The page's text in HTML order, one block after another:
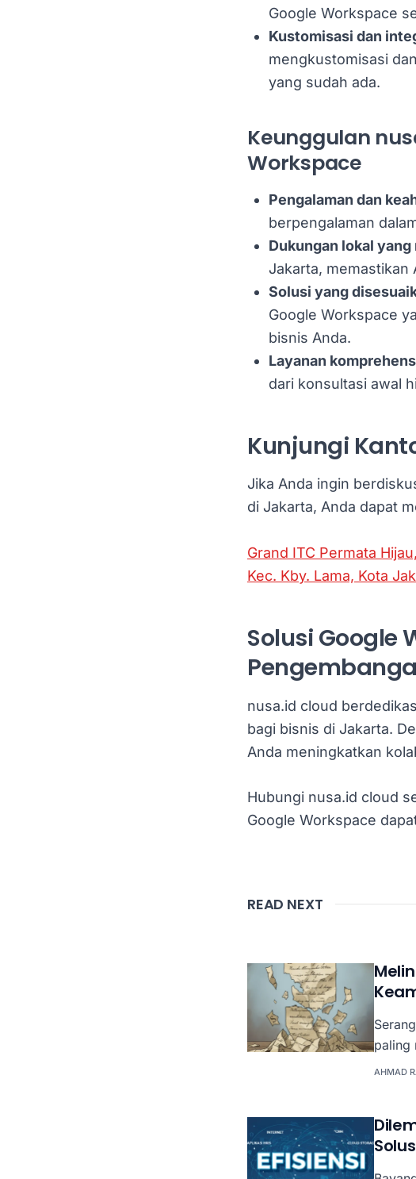
Google Workspace
Kustomisasi dan
mengkustomisasi
yang sudah ada.
Keunggulan
Workspace
Pengalaman dan
berpengalaman
Dukungan lokal
Jakarta, memastikan
Solusi yang
Google Workspace
bisnis Anda.
Layanan
dari konsultasi awal
Kunjungi
Jika Anda ingin
di Jakarta, Anda dapat
Grand ITC Permata
Kec. Kby. Lama, Kota
Solusi Google
nusa.id cloud
bagi bisnis di Jakarta.
Anda meningkatkan
Hubungi nusa.id cloud
Google Workspace
READ NEXT
paling
AHMAD